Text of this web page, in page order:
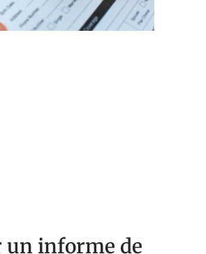
un informe de